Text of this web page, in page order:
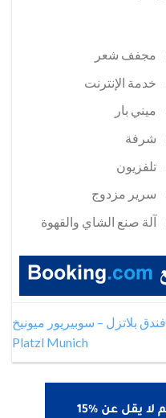
مجفف شعر
خدمة الإنترنت
ميني بار
شرفة
تلفزيون
سرير مزدوج
آلة صنع الشاي والقهوة
فندق بلاتزل – سوبيريور ميونيخ
Platzl Munich